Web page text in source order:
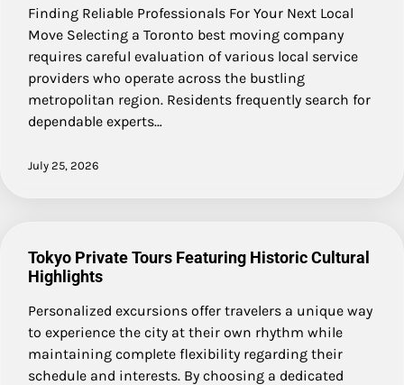
Finding Reliable Professionals For Your Next Local
Move Selecting a Toronto best moving company
requires careful evaluation of various local service
providers who operate across the bustling
metropolitan region. Residents frequently search for
dependable experts…
July 25, 2026
Tokyo Private Tours Featuring Historic Cultural
Highlights
Personalized excursions offer travelers a unique way
to experience the city at their own rhythm while
maintaining complete flexibility regarding their
schedule and interests. By choosing a dedicated